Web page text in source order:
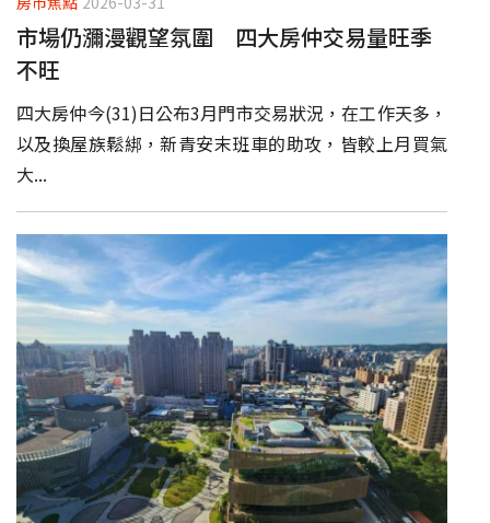
市場仍瀰漫觀望氛圍 四大房仲交易量旺季
不旺
四大房仲今(31)日公布3月門市交易狀況，在工作天多，
以及換屋族鬆綁，新青安末班車的助攻，皆較上月買氣
大...